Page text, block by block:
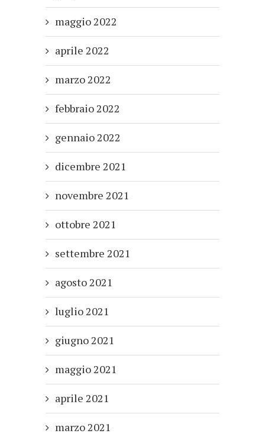
maggio 2022
aprile 2022
marzo 2022
febbraio 2022
gennaio 2022
dicembre 2021
novembre 2021
ottobre 2021
settembre 2021
agosto 2021
luglio 2021
giugno 2021
maggio 2021
aprile 2021
marzo 2021